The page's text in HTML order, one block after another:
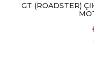
GT (ROADSTER)